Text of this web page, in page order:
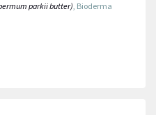
parkii butter), Bioderma